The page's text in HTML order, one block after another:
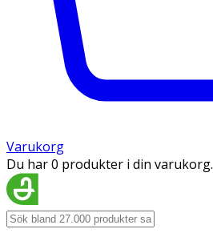
Varukorg
Du har 0 produkter i din varukorg.